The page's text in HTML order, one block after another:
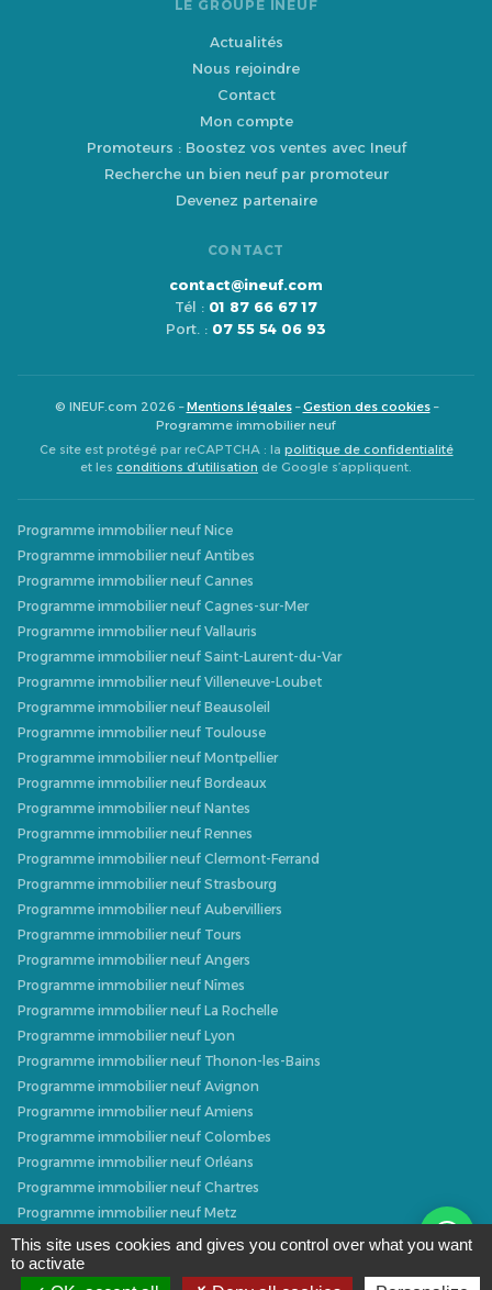
LE GROUPE INEUF
Actualités
Nous rejoindre
Contact
Mon compte
Promoteurs : Boostez vos ventes avec Ineuf
Recherche un bien neuf par promoteur
Devenez partenaire
CONTACT
contact@ineuf.com
Tél : 01 87 66 67 17
Port. : 07 55 54 06 93
© INEUF.com 2026 –Mentions légales–Gestion des cookies–
Programme immobilier neuf
Ce site est protégé par reCAPTCHA : la politique de confidentialité
et les conditions d’utilisation de Google s’appliquent.
Programme immobilier neuf Nice
Programme immobilier neuf Antibes
Programme immobilier neuf Cannes
Programme immobilier neuf Cagnes-sur-Mer
Programme immobilier neuf Vallauris
Programme immobilier neuf Saint-Laurent-du-Var
Programme immobilier neuf Villeneuve-Loubet
Programme immobilier neuf Beausoleil
Programme immobilier neuf Toulouse
Programme immobilier neuf Montpellier
Programme immobilier neuf Bordeaux
Programme immobilier neuf Nantes
Programme immobilier neuf Rennes
Programme immobilier neuf Clermont-Ferrand
Programme immobilier neuf Strasbourg
Programme immobilier neuf Aubervilliers
Programme immobilier neuf Tours
Programme immobilier neuf Angers
Programme immobilier neuf Nîmes
Programme immobilier neuf La Rochelle
Programme immobilier neuf Lyon
Programme immobilier neuf Thonon-les-Bains
Programme immobilier neuf Avignon
Programme immobilier neuf Amiens
Programme immobilier neuf Colombes
Programme immobilier neuf Orléans
Programme immobilier neuf Chartres
Programme immobilier neuf Metz
Programme immobilier neuf Caen
Programme immobilier neuf Dijon
This site uses cookies and gives you control over what you want
to activate